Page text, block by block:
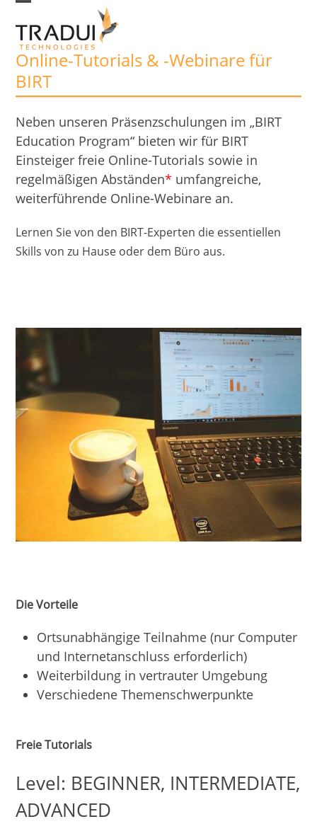
content
mobile
menu
mobile
menu
Online-Tutorials & -Webinare für
BIRT
Neben unseren Präsenzschulungen im „BIRT
Education Program“ bieten wir für BIRT
Einsteiger freie Online-Tutorials sowie in
regelmäßigen Abständen* umfangreiche,
weiterführende Online-Webinare an.
Lernen Sie von den BIRT-Experten die essentiellen
Skills von zu Hause oder dem Büro aus.
Die Vorteile
Ortsunabhängige Teilnahme (nur Computer
und Internetanschluss erforderlich)
Weiterbildung in vertrauter Umgebung
Verschiedene Themenschwerpunkte
Freie Tutorials
Level: BEGINNER, INTERMEDIATE,
ADVANCED